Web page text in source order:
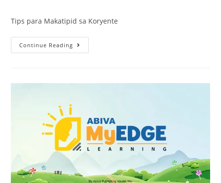
Tips para Makatipid sa Koryente
Continue Reading